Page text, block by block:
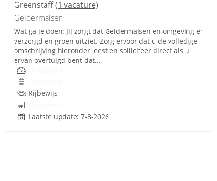
Greenstaff(1 vacature)
Geldermalsen
Wat ga je doen: Jij zorgt dat Geldermalsen en omgeving er
verzorgd en groen uitziet. Zorg ervoor dat u de volledige
omschrijving hieronder leest en solliciteer direct als u
ervan overtuigd bent dat...
Rijbewijs
Laatste update: 7-8-2026